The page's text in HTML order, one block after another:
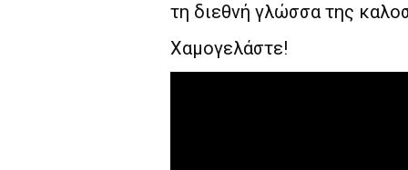
τη διεθνή γλώσσα της
Χαμογελάστε!